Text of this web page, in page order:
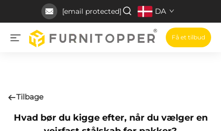
[email protected] DA
Få et tilbud
Tilbage
Hvad bør du kigge efter, når du vælger en